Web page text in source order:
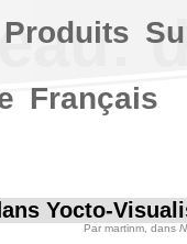
Yocto-
Par martinm , dans
Produits
Français